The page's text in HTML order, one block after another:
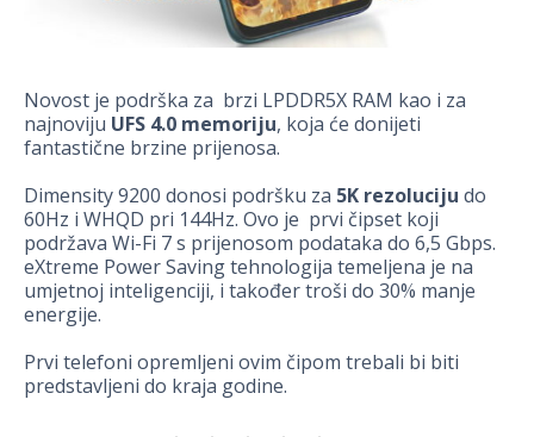
Novost je podrška za brzi LPDDR5X RAM kao i za
najnoviju UFS 4.0 memoriju, koja će donijeti
fantastične brzine prijenosa.
Dimensity 9200 donosi podršku za 5K rezoluciju do
60Hz i WHQD pri 144Hz. Ovo je prvi čipset koji
podržava Wi-Fi 7 s prijenosom podataka do 6,5 Gbps.
eXtreme Power Saving tehnologija temeljena je na
umjetnoj inteligenciji, i također troši do 30% manje
energije.
Prvi telefoni opremljeni ovim čipom trebali bi biti
predstavljeni do kraja godine.